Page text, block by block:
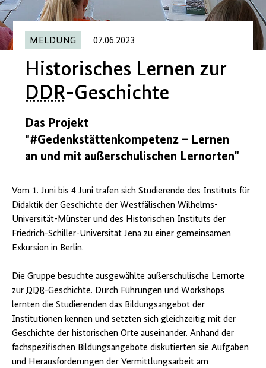
MELDUNG 07.06.2023
Historisches Lernen zur
DDR-Geschichte
Das Projekt
"#Gedenkstättenkompetenz – Lernen
an und mit außerschulischen Lernorten"
Vom 1. Juni bis 4 Juni trafen sich Studierende des Instituts für
Didaktik der Geschichte der Westfälischen Wilhelms-
Universität-Münster und des Historischen Instituts der
Friedrich-Schiller-Universität Jena zu einer gemeinsamen
Exkursion in Berlin.
Die Gruppe besuchte ausgewählte außerschulische Lernorte
zur DDR-Geschichte. Durch Führungen und Workshops
lernten die Studierenden das Bildungsangebot der
Institutionen kennen und setzten sich gleichzeitig mit der
Geschichte der historischen Orte auseinander. Anhand der
fachspezifischen Bildungsangebote diskutierten sie Aufgaben
und Herausforderungen der Vermittlungsarbeit am